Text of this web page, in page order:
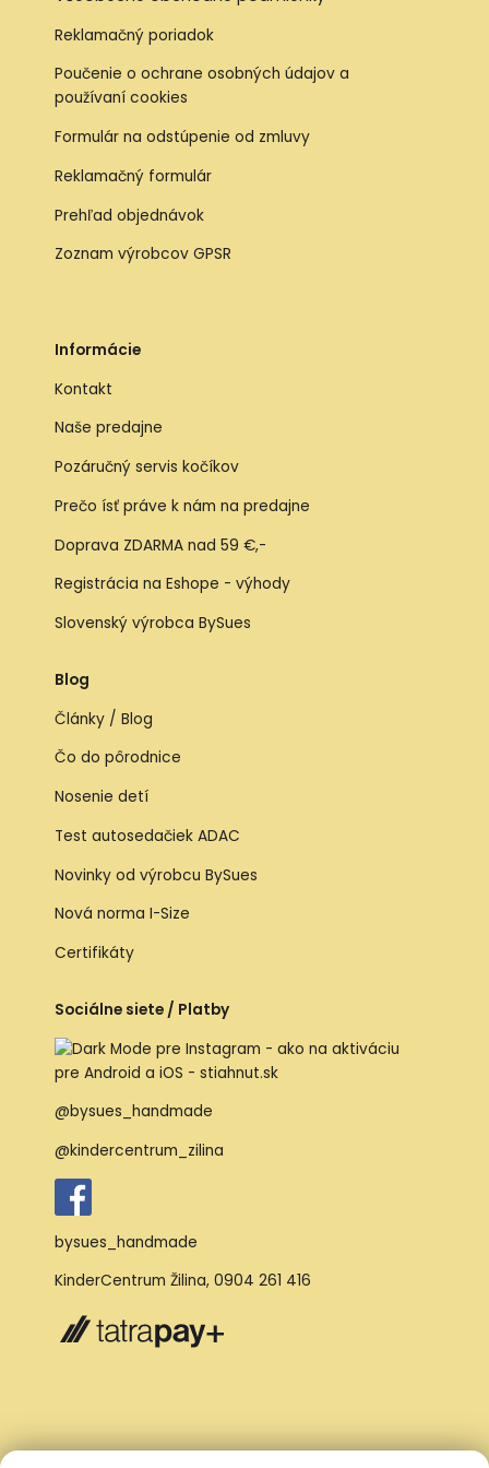
Reklamačný poriadok
Poučenie o ochrane osobných údajov a
používaní cookies
Formulár na odstúpenie od zmluvy
Reklamačný formulár
Prehľad objednávok
Zoznam výrobcov GPSR
Informácie
Kontakt
Naše predajne
Pozáručný servis kočíkov
Prečo ísť práve k nám na predajne
Doprava ZDARMA nad 59 €,-
Registrácia na Eshope - výhody
Slovenský výrobca BySues
Blog
Články / Blog
Čo do pôrodnice
Nosenie detí
Test autosedačiek ADAC
Novinky od výrobcu BySues
Nová norma I-Size
Certifikáty
Sociálne siete / Platby
@bysues_handmade
@kindercentrum_zilina
bysues_handmade
KinderCentrum Žilina, 0904 261 416